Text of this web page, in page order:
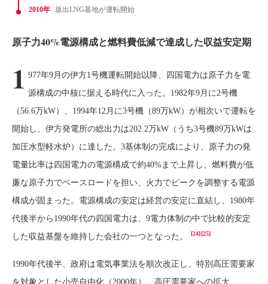
2010年 坂出LNG基地が運転開始
原子力40%電源構成と燃料費低減で達成した収益安定期
1 977年9月の伊方1号機運転開始以降、四国電力は原子力を電
源構成の中核に据える時代に入った。1982年9月に2号機
（56.6万kW）、1994年12月に3号機（89万kW）が相次いで運転を
開始し、伊方発電所の総出力は202.2万kW（うち3号機89万kWは
加圧水型軽水炉）に達した。3基体制の完成により、原子力の発
電量比率は四国電力の電源構成で約40%まで上昇し、燃料費が低
廉な原子力でベースロードを担い、火力でピークを調整する電源
構成が固まった。電源構成の安定は経営の安定に直結し、1980年
代後半から1990年代の四国電力は、9電力体制の中で比較的安定
した収益基盤を維持した会社の一つとなった。
[24] [25]
1990年代後半、政府は電気事業法を順次改正し、特別高圧需要家
を対象とした小売自由化（2000年）、高圧需要家への拡大